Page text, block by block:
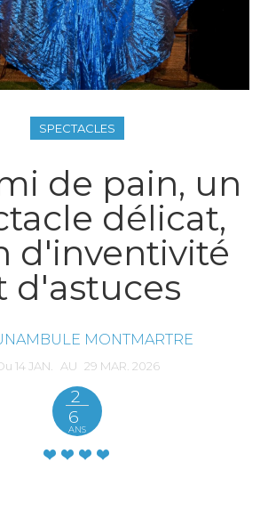
SPECTACLES
de pain, un
délicat,
d'inventivité
d'astuces
MONTMARTRE
14 JAN. AU 29 MAR. 2026
2
6
ANS